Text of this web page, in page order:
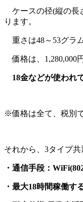
ケースの径(縦の長
ります。
重さは48～53グラ
価格は、1,280,000
18金などが使われ
※価格は全て、税別で
それから、3タイプ共
・通信手段：
・最大18時間稼働す